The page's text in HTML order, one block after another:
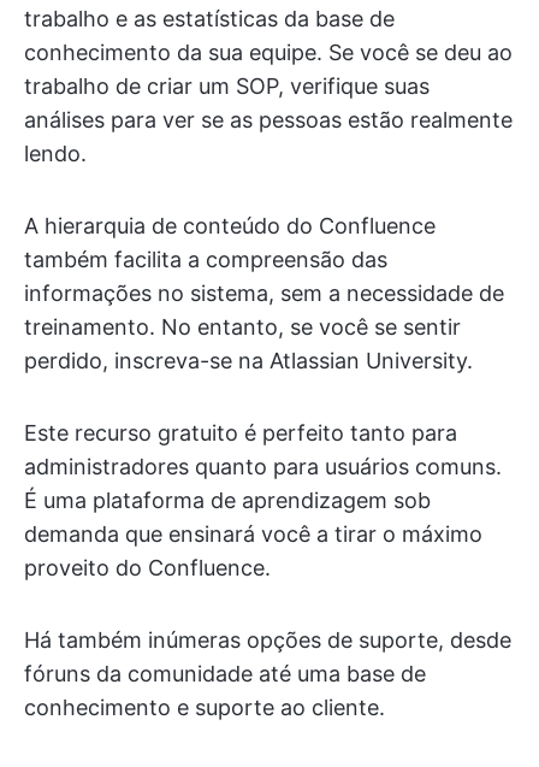
trabalho e as estatísticas da base de
conhecimento da sua equipe. Se você se deu ao
trabalho de criar um SOP, verifique suas
análises para ver se as pessoas estão realmente
lendo.
A hierarquia de conteúdo do Confluence
também facilita a compreensão das
informações no sistema, sem a necessidade de
treinamento. No entanto, se você se sentir
perdido, inscreva-se na Atlassian University.
Este recurso gratuito é perfeito tanto para
administradores quanto para usuários comuns.
É uma plataforma de aprendizagem sob
demanda que ensinará você a tirar o máximo
proveito do Confluence.
Há também inúmeras opções de suporte, desde
fóruns da comunidade até uma base de
conhecimento e suporte ao cliente.